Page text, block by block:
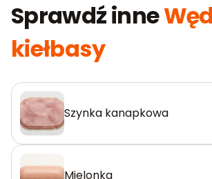
Sprawdź inne
kiełbasy
Szynka kanapkowa
Mielonka